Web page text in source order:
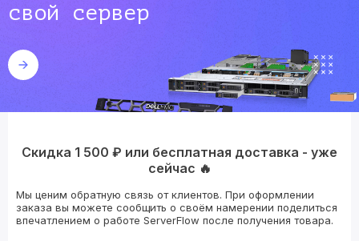
свой сервер
Скидка 1 500 ₽ или бесплатная доставка - уже
сейчас 🔥
Мы ценим обратную связь от клиентов. При оформлении
заказа вы можете сообщить о своём намерении поделиться
впечатлением о работе ServerFlow после получения товара.